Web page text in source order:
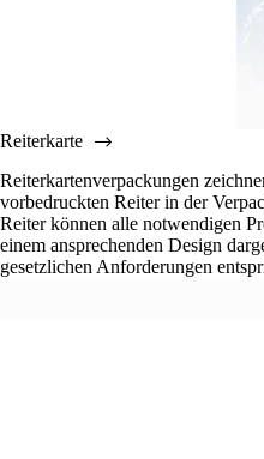
Reiterkarte
Reiterkartenverpackungen
vorbedruckten Reiter in der
Reiter können alle notwendigen
einem ansprechenden Design
gesetzlichen Anforderungen